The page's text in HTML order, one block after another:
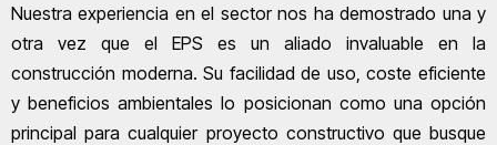
Nuestra experiencia en el sector nos ha demostrado una y
otra vez que el EPS es un aliado invaluable en la
construcción moderna. Su facilidad de uso, coste eficiente
y beneficios ambientales lo posicionan como una opción
principal para cualquier proyecto constructivo que busque